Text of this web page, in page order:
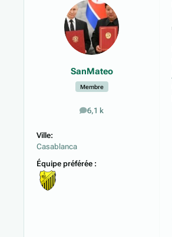
SanMateo
Membre
6,1 k
messages
Ville:
Casablanca
Équipe préférée :